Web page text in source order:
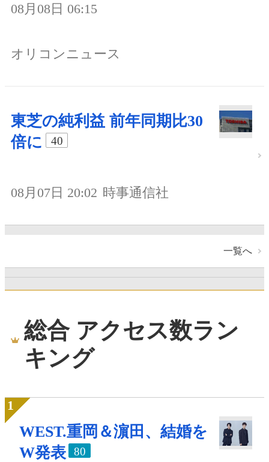
08月08日 06:15
オリコンニュース
東芝の純利益 前年同期比30
倍に
40
08月07日 20:02 時事通信社
一覧へ
総合 アクセス数ラン
キング
WEST.重岡＆濵田、結婚を
W発表
80